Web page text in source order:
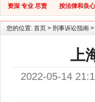
资深 专业 尽责 按法律和良心
您的位置: 首页 > 刑事诉讼指南 >
上
2022-05-14